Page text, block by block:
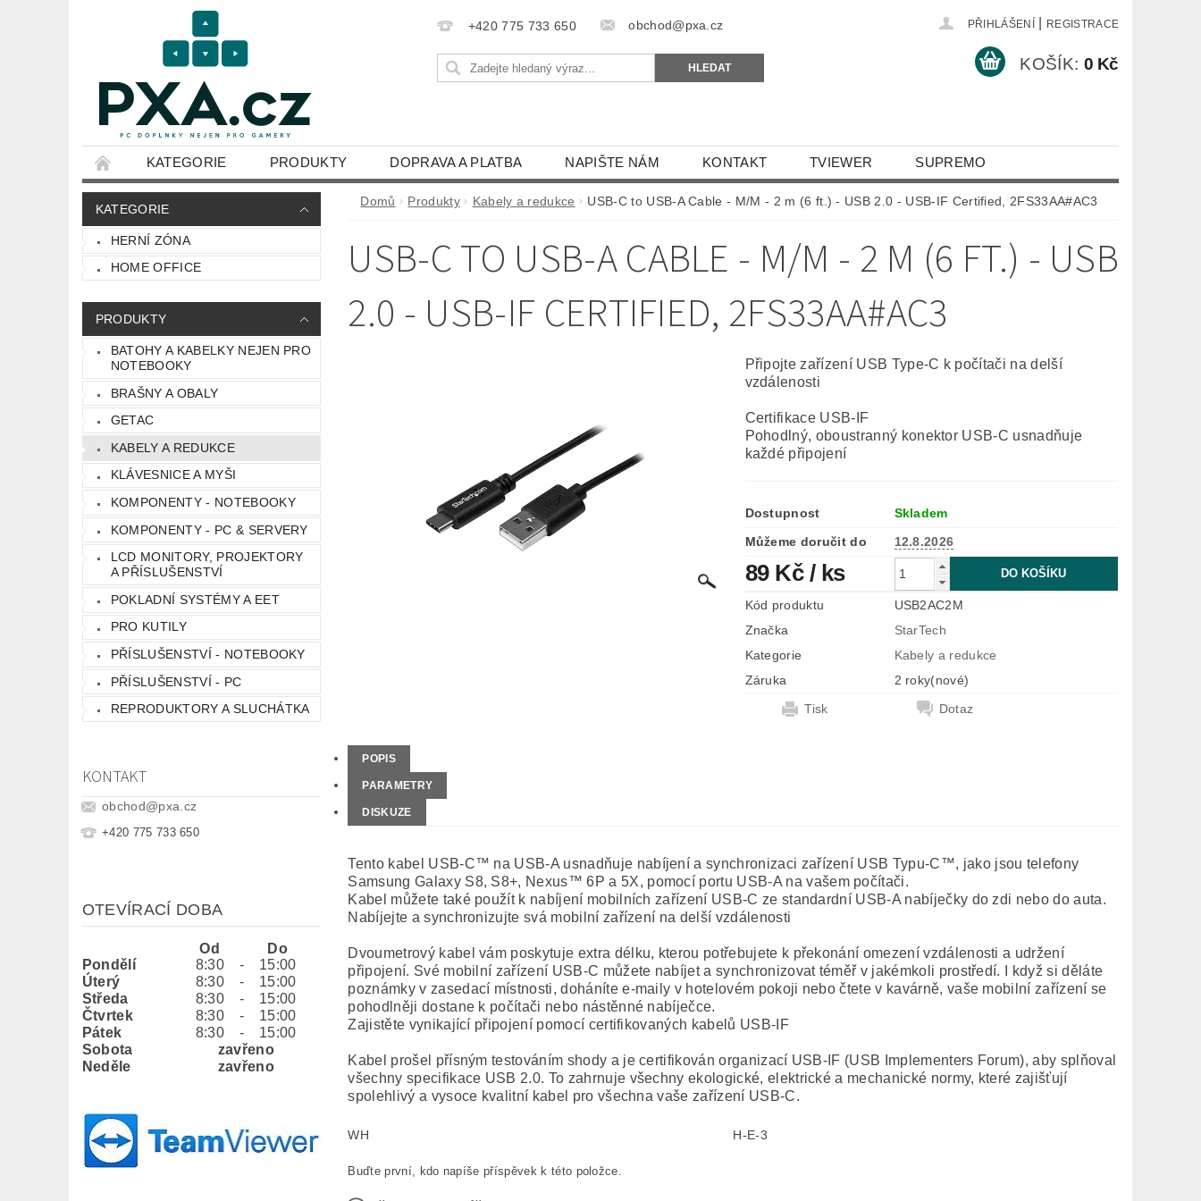
+420 775 733 650 obchod@pxa.cz PŘIHLÁŠENÍ REGISTRACE
KOŠÍK: 0 Kč
KATEGORIE PRODUKTY DOPRAVA A PLATBA NAPIŠTE NÁM KONTAKT TVIEWER SUPREMO
OBCHODNÍ PODMÍNKY
KATEGORIE
HERNÍ ZÓNA
HOME OFFICE
PRODUKTY
BATOHY A KABELKY NEJEN PRO
NOTEBOOKY
BRAŠNY A OBALY
GETAC
KABELY A REDUKCE
KLÁVESNICE A MYŠI
KOMPONENTY - NOTEBOOKY
KOMPONENTY - PC & SERVERY
LCD MONITORY, PROJEKTORY
A PŘÍSLUŠENSTVÍ
POKLADNÍ SYSTÉMY A EET
PRO KUTILY
PŘÍSLUŠENSTVÍ - NOTEBOOKY
PŘÍSLUŠENSTVÍ - PC
REPRODUKTORY A SLUCHÁTKA
KONTAKT
obchod@pxa.cz
+420 775 733 650
OTEVÍRACÍ DOBA
Od
Do
Pondělí
8:30 -
15:00
Úterý
8:30 -
15:00
Středa
8:30 -
15:00
Čtvrtek
8:30 -
15:00
Pátek
8:30 -
15:00
Sobota
zavřeno
Neděle
zavřeno
Domů Produkty Kabely a redukce USB-C to USB-A Cable - M/M - 2 m (6 ft.) - USB 2.0 - USB-IF Certified, 2FS33AA#AC3
USB-C TO USB-A CABLE - M/M - 2 M (6 FT.) - USB
2.0 - USB-IF CERTIFIED, 2FS33AA#AC3
Připojte zařízení USB Type-C k počítači na delší
vzdálenosti
Certifikace USB-IF
Pohodlný, oboustranný konektor USB-C usnadňuje
každé připojení
Dostupnost
Skladem
Můžeme doručit do
12.8.2026
89 Kč / ks
Kód produktu
USB2AC2M
Značka
StarTech
Kategorie
Kabely a redukce
Záruka
2 roky(nové)
Tisk
Dotaz
POPIS
PARAMETRY
DISKUZE
Tento kabel USB-C™ na USB-A usnadňuje nabíjení a synchronizaci zařízení USB Typu-C™, jako jsou telefony
Samsung Galaxy S8, S8+, Nexus™ 6P a 5X, pomocí portu USB-A na vašem počítači.
Kabel můžete také použít k nabíjení mobilních zařízení USB-C ze standardní USB-A nabíječky do zdi nebo do auta.
Nabíjejte a synchronizujte svá mobilní zařízení na delší vzdálenosti
Dvoumetrový kabel vám poskytuje extra délku, kterou potřebujete k překonání omezení vzdálenosti a udržení
připojení. Své mobilní zařízení USB-C můžete nabíjet a synchronizovat téměř v jakémkoli prostředí. I když si děláte
poznámky v zasedací místnosti, doháníte e-maily v hotelovém pokoji nebo čtete v kavárně, vaše mobilní zařízení se
pohodlněji dostane k počítači nebo nástěnné nabíječce.
Zajistěte vynikající připojení pomocí certifikovaných kabelů USB-IF
Kabel prošel přísným testováním shody a je certifikován organizací USB-IF (USB Implementers Forum), aby splňoval
všechny specifikace USB 2.0. To zahrnuje všechny ekologické, elektrické a mechanické normy, které zajišťují
spolehlivý a vysoce kvalitní kabel pro všechna vaše zařízení USB-C.
WH H-E-3
Buďte první, kdo napíše příspěvek k této položce.